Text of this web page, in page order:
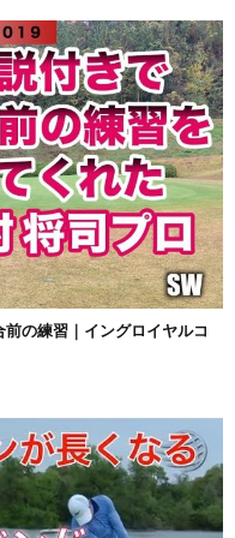
の練習｜イングロイヤルコ